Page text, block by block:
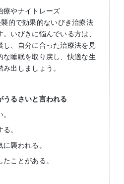
療やナイトレーズ
的で効果的ないびき治療法
いびきに悩んでいる方は、
し、自分に合った治療法を見
な睡眠を取り戻し、快適な生
出しましょう。
うるさいと言われる
。
襲われる。
ことがある。